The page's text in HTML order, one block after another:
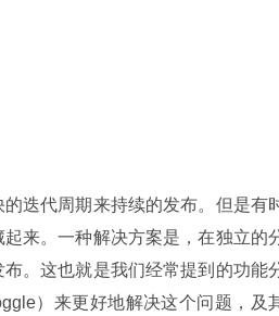
迭代周期来持续的发布。但是有
来。一种解决方案是，在独立的
。这也就是我们经常提到的功能
）来更好地解决这个问题，及